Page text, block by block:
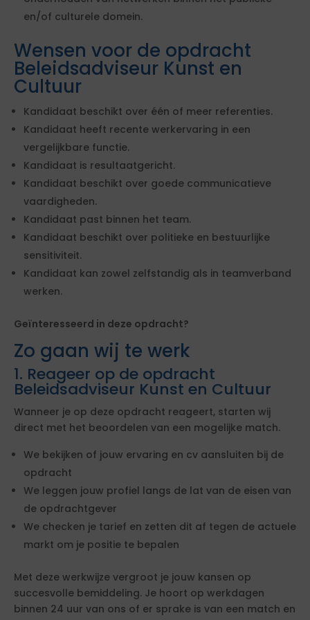
en/of culturele domein.
Wensen voor de opdracht
Beleidsadviseur Kunst en
Cultuur
Kandidaat beschikt over één of meer referenties.
Kandidaat heeft recente werkervaring in een
vergelijkbare functie.
Kandidaat is resultaatgericht.
Kandidaat beschikt over goede communicatieve
vaardigheden.
Kandidaat past binnen het team.
Kandidaat beschikt over politieke en bestuurlijke
sensitiviteit.
Kandidaat kan zowel zelfstandig als in teamverband
werken.
Geïnteresseerd in deze opdracht?
Zo gaan wij te werk
1. Reageer op de opdracht
Beleidsadviseur Kunst en Cultuur
Wanneer je op deze opdracht reageert, starten wij
direct met het beoordelen van een mogelijke match.
We bekijken of jouw ervaring en cv aansluiten bij de
opdracht
We leggen jouw profiel langs de lat van de eisen van
de opdrachtgever
We checken je tarief en zetten dit af tegen de actuele
markt om je positie te bepalen
Met deze werkwijze vergroot je jouw kansen op
succesvolle bemiddeling. Je hoort op werkdagen
binnen 24 uur van ons of er sprake is van een match en